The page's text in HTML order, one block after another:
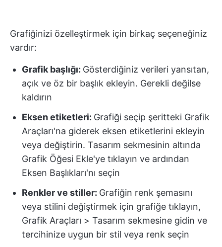
Grafiğinizi özelleştirmek için birkaç seçeneğiniz
vardır:
Grafik başlığı: Gösterdiğiniz verileri yansıtan,
açık ve öz bir başlık ekleyin. Gerekli değilse
kaldırın
Eksen etiketleri: Grafiği seçip şeritteki Grafik
Araçları'na giderek eksen etiketlerini ekleyin
veya değiştirin. Tasarım sekmesinin altında
Grafik Öğesi Ekle'ye tıklayın ve ardından
Eksen Başlıkları'nı seçin
Renkler ve stiller: Grafiğin renk şemasını
veya stilini değiştirmek için grafiğe tıklayın,
Grafik Araçları > Tasarım sekmesine gidin ve
tercihinize uygun bir stil veya renk seçin